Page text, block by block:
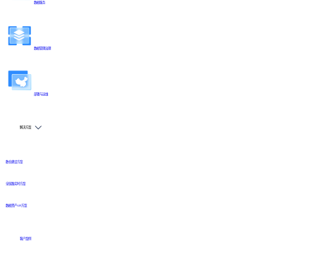
数据服务
数据管理治理
部署与运维
解决方案
数仓建设方案
全链路实时方案
数据资产API方案
客户案例